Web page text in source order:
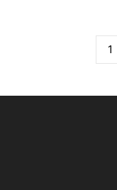
1